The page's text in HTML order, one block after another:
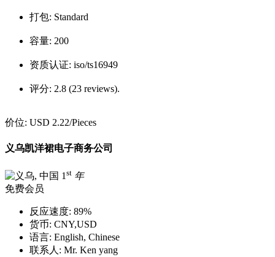
打包: Standard
容量: 200
资质认证: iso/ts16949
评分: 2.8 (23 reviews).
价位: USD 2.22/Pieces
义乌凯洋裙电子商务公司
1 st 年
免费会员
反应速度: 89%
货币: CNY,USD
语言: English, Chinese
联系人: Mr. Ken yang